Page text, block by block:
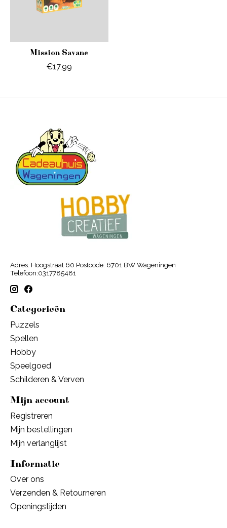
Mission Savane
€17,99
Adres: Hoogstraat 60 Postcode: 6701 BW Wageningen
Telefoon:0317785481
Categorieën
Puzzels
Spellen
Hobby
Speelgoed
Schilderen & Verven
Mijn account
Registreren
Mijn bestellingen
Mijn verlanglijst
Informatie
Over ons
Verzenden & Retourneren
Openingstijden